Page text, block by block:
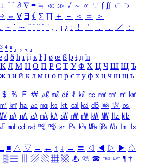
⊥ ⌒ ∂ ∇ ≡ ≒ ≪ ≫ √ ∽ ∝ ∵ ∫ ∬ ∈ ∋
⇔ ∀ ∃ ∮ ∑ ∏ ＋ － ＜ ＝
＞
∼ ´ ～ ˇ ˘ ˝ ˚ ˙ ¸ ¡ ¿ ː ！ ＇ ， ． ／
：
³ ⁴ ⁿ ₁ ₂ ₃ ₄
đ ð ħ ı ĳ ĸ ŀ ł ø œ ß þ ŧ ŋ ŉ
К Л М Н О П Р С Т У Ф Х Ц Ч Ш Щ Ъ
ж з и й к л м н о п р с т у ф х ц ч ш щ ъ
＄ ％ Ｆ ￦ ㎕ ㎖ ㎗ ℓ ㎘ ㏄ ㎣ ㎤ ㎥ ㎦
㎡ ㎢ ㏊ ㎍ ㎎ ㎏ ㏏ ㎈ ㎉ ㏈ ㎧ ㎨ ㎰
㎹ ㎀ ㎁ ㎂ ㎃ ㎄ ㎺ ㎻ ㎽ ㎾ ㎿ ㎐ ㎑
㏖ ㏅ ㎭ ㎮ ㎯ ㏛ ㎩ ㎪ ㎫ ㎬ ㏝ ㏐
㏓
■ △ ▽ → ← ↑ ↓ ↔ 〓 ◁ ◀ ▷ ▶ ♤
▒ ▤ ▨ ▧ ▦ ▩ ♨ ☏ ☎ ☜ ☞ ¶ †